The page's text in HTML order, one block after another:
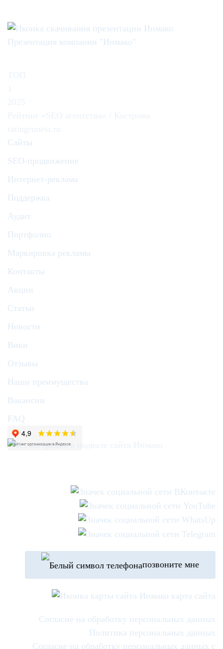
Презентация компании "Инмако"
Сайты
SEO-продвижение
Интернет-реклама
Поддержка
Аудит
Портфолио
Маркировка рекламы
Контакты
Акции
Статьи
Новости
Вики
Отзывы
Наши преимущества
Вакансии
FAQ
позвоните мне
карта сайта
Согласие на обработку персональных данных
Политика персональных данных
Согласие на обработку персональных данных с